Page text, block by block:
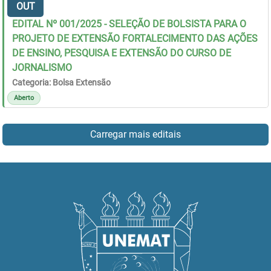
OUT
EDITAL Nº 001/2025 - SELEÇÃO DE BOLSISTA PARA O
PROJETO DE EXTENSÃO FORTALECIMENTO DAS AÇÕES
DE ENSINO, PESQUISA E EXTENSÃO DO CURSO DE
JORNALISMO
Categoria: Bolsa Extensão
Aberto
Carregar mais editais